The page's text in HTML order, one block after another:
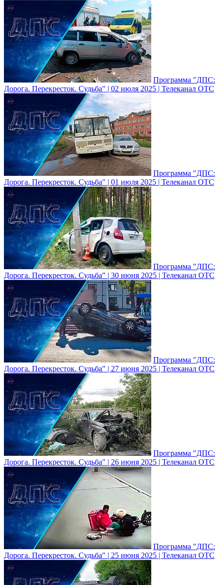
Программа "ДПС:
Дорога. Перекресток. Судьба" | 02 июля 2025 | Телеканал ОТС
Программа "ДПС:
Дорога. Перекресток. Судьба" | 01 июля 2025 | Телеканал ОТС
Программа "ДПС:
Дорога. Перекресток. Судьба" | 30 июня 2025 | Телеканал ОТС
Программа "ДПС:
Дорога. Перекресток. Судьба" | 27 июня 2025 | Телеканал ОТС
Программа "ДПС:
Дорога. Перекресток. Судьба" | 26 июня 2025 | Телеканал ОТС
Программа "ДПС:
Дорога. Перекресток. Судьба" | 25 июня 2025 | Телеканал ОТС